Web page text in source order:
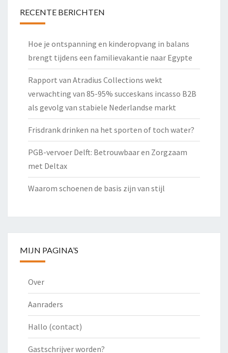
RECENTE BERICHTEN
Hoe je ontspanning en kinderopvang in balans
brengt tijdens een familievakantie naar Egypte
Rapport van Atradius Collections wekt
verwachting van 85-95% succeskans incasso B2B
als gevolg van stabiele Nederlandse markt
Frisdrank drinken na het sporten of toch water?
PGB-vervoer Delft: Betrouwbaar en Zorgzaam
met Deltax
Waarom schoenen de basis zijn van stijl
MIJN PAGINA’S
Over
Aanraders
Hallo (contact)
Gastschrijver worden?